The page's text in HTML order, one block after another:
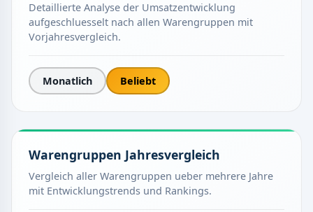
Detaillierte Analyse der Umsatzentwicklung
aufgeschluesselt nach allen Warengruppen mit
Vorjahresvergleich.
Monatlich Beliebt
Warengruppen Jahresvergleich
Vergleich aller Warengruppen ueber mehrere Jahre
mit Entwicklungstrends und Rankings.